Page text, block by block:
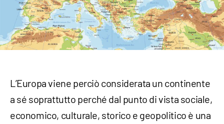
L’Europa viene perciò considerata un continente
a sé soprattutto perché dal punto di vista sociale,
economico, culturale, storico e geopolitico è una